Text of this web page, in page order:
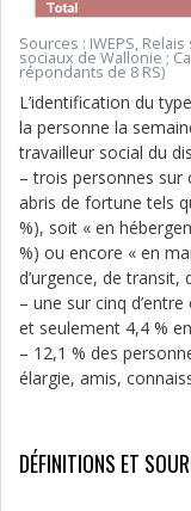
Sources : IWEPS,
sociaux de Wallonie ;
répondants de 8 RS)
L’identification du
la personne la
travailleur social du
– trois personnes sur
abris de fortune tels
%), soit « en
%) ou encore « en
d’urgence, de transit,
– une sur cinq
et seulement 4,4 %
– 12,1 % des
élargie, amis,
DÉFINITIONS ET